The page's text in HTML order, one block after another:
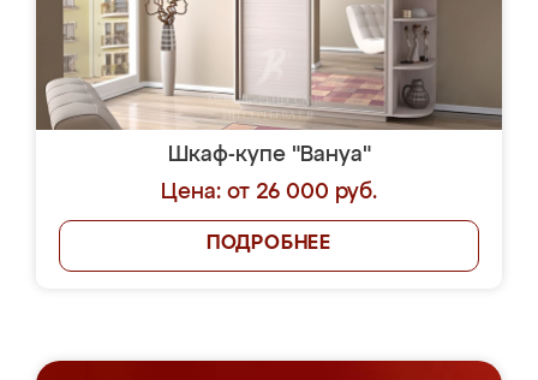
Шкаф-купе "Вануа"
Цена: от 26 000 руб.
ПОДРОБНЕЕ